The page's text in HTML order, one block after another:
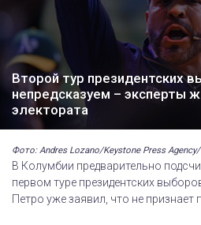
Второй тур президентских
непредсказуем – эксперты
электората
Фото: Andres Lozano/Keystone Press
В Колумбии предварительно
первом туре президентских
Петро уже заявил, что не признает